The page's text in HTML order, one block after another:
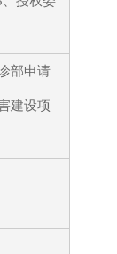
部申请
建设项